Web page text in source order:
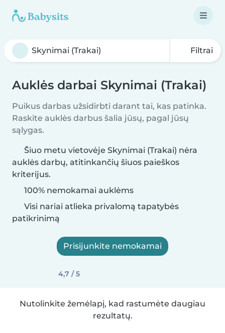
Filtrai
Auklės darbai Skynimai (Trakai)
Puikus darbas užsidirbti darant tai, kas patinka.
Raskite auklės darbus šalia jūsų, pagal jūsų
sąlygas.
Šiuo metu vietovėje Skynimai (Trakai) nėra
auklės darbų, atitinkančių šiuos paieškos
kriterijus.
100% nemokamai auklėms
Visi nariai atlieka privalomą tapatybės
patikrinimą
Prisijunkite nemokamai
4,7 / 5
Nutolinkite žemėlapį, kad rastumėte daugiau
rezultatų.